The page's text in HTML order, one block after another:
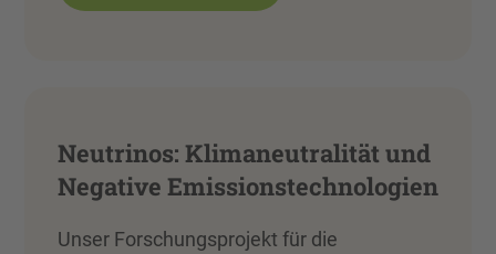
Neutrinos: Klimaneutralität und
Negative Emissionstechnologien
Unser Forschungsprojekt für die